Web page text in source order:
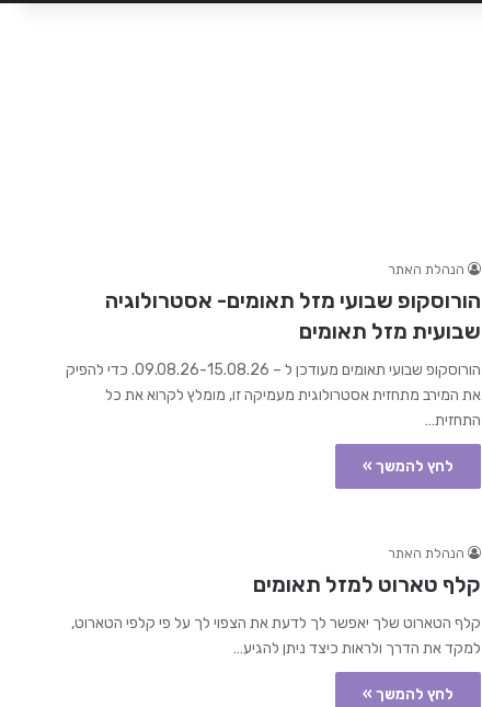
הנהלת האתר
הורוסקופ שבועי מזל תאומים- אסטרולוגיה
שבועית מזל תאומים
הורוסקופ שבועי תאומים מעודכן ל – 09.08.26-15.08.26. כדי להפיק
את המירב מתחזית אסטרולוגית מעמיקה זו, מומלץ לקרוא את כל
התחזית…
לחץ להמשך »
הנהלת האתר
קלף טארוט למזל תאומים
קלף הטארוט שלך יאפשר לך לדעת את הצפוי לך על פי קלפי הטארוט,
למקד את הדרך ולראות כיצד ניתן להגיע…
לחץ להמשך »